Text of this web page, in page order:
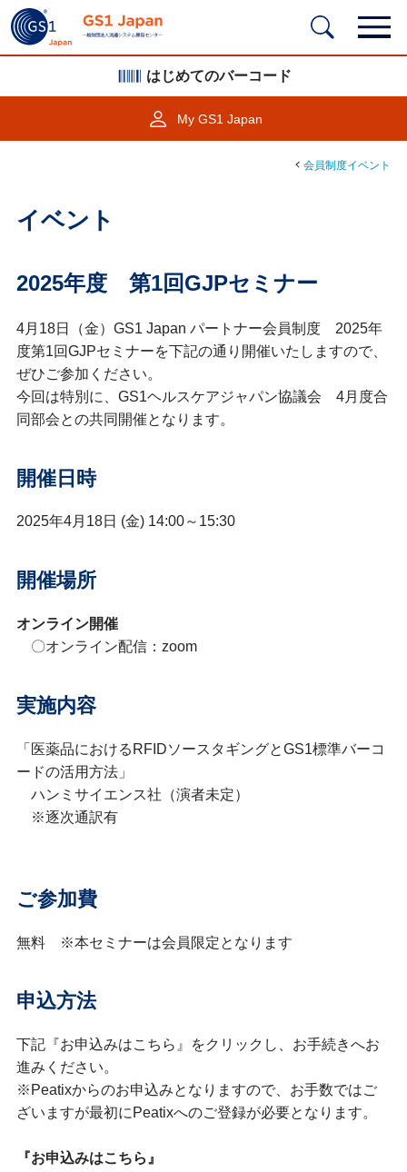
はじめてのバーコード
My GS1 Japan
会員制度イベント
イベント
2025年度 第1回GJPセミナー
4月18日（金）GS1 Japan パートナー会員制度 2025年
度第1回GJPセミナーを下記の通り開催いたしますので、
ぜひご参加ください。
今回は特別に、GS1ヘルスケアジャパン協議会 4月度合
同部会との共同開催となります。
開催日時
2025年4月18日 (金) 14:00～15:30
開催場所
オンライン開催
〇オンライン配信：zoom
実施内容
「医薬品におけるRFIDソースタギングとGS1標準バーコ
ードの活用方法」
ハンミサイエンス社（演者未定）
※逐次通訳有
ご参加費
無料 ※本セミナーは会員限定となります
申込方法
下記『お申込みはこちら』をクリックし、お手続きへお
進みください。
※Peatixからのお申込みとなりますので、お手数ではご
ざいますが最初にPeatixへのご登録が必要となります。
『お申込みはこちら』